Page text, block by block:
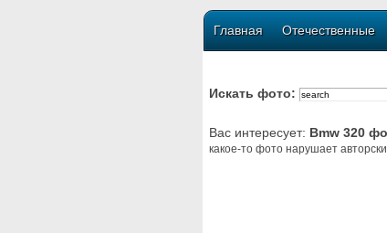
Главная Отечественные
Искать фото:
Вас интересует: Bmw 320
какое-то фото нарушает